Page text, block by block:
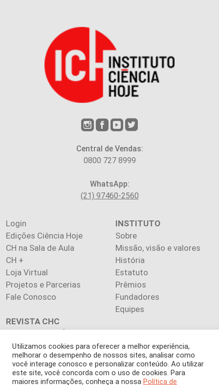
Central de Vendas:
0800 727 8999
WhatsApp:
(21) 97460-2560
Login
Edições Ciência Hoje
CH na Sala de Aula
CH +
Loja Virtual
Projetos e Parcerias
Fale Conosco
INSTITUTO
Sobre
Missão, visão e valores
História
Estatuto
Prêmios
Fundadores
Equipes
REVISTA CHC
Colunas
Sobrecultura
Bússola
WebSéries
Utilizamos cookies para oferecer a melhor experiência,
melhorar o desempenho de nossos sites, analisar como
você interage conosco e personalizar conteúdo. Ao utilizar
este site, você concorda com o uso de cookies. Para
maiores informações, conheça a nossa Política de